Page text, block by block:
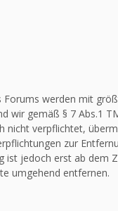
Forums werden mit
wir gemäß § 7 Abs.1
nicht verpflichtet,
zur
ist jedoch erst ab dem
umgehend entfernen.